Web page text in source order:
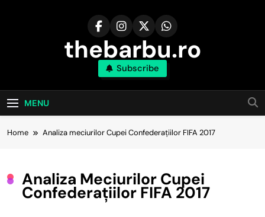
thebarbu.ro
Subscribe
MENU
Home Analiza meciurilor Cupei Confederațiilor FIFA 2017
Analiza Meciurilor Cupei
Confederațiilor FIFA 2017